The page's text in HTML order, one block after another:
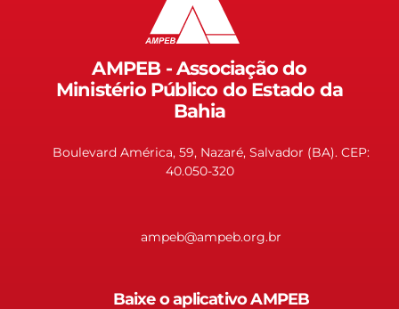
AMPEB - Associação do
Ministério Público do Estado da
Bahia
Boulevard América, 59, Nazaré, Salvador (BA). CEP:
40.050-320
ampeb@ampeb.org.br
Baixe o aplicativo AMPEB